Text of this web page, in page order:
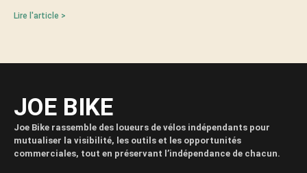
Lire l'article >
JOE BIKE
Joe Bike rassemble des loueurs de vélos indépendants pour
mutualiser la visibilité, les outils et les opportunités
commerciales, tout en préservant l’indépendance de chacun.